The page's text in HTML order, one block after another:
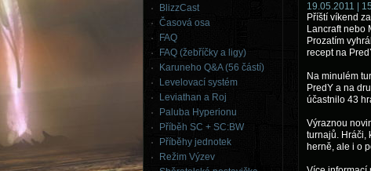
BlizzCast
Časová osa
FAQ
FAQ (žebříčky a ligy)
Karuneho Q&A (56 částí)
Levelovací systém
Leviathan a Roj
Paluba Hyperionu
Příběh SC + SC:BW
Příběhy jednotek
Režim Výzev
19.05.2011 |
Příští víkend
Lancraft nebo
Prozatím
recept na
Na minulém
PredY a na
účastnilo 43
Výraznou
turnajů. Hráči,
herně, ale i o